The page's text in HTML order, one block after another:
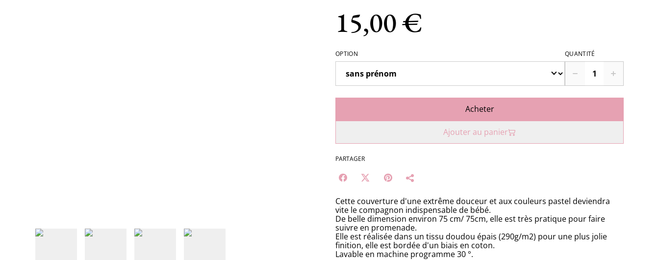
15,00 €
OPTION QUANTITÉ
Acheter
Ajouter au panier
PARTAGER
Cette couverture d'une extrême douceur et aux couleurs pastel deviendra
vite le compagnon indispensable de bébé.
De belle dimension environ 75 cm/ 75cm, elle est très pratique pour faire
suivre en promenade.
Elle est réalisée dans un tissu doudou épais (290g/m2) pour une plus jolie
finition, elle est bordée d'un biais en coton.
Lavable en machine programme 30 °.